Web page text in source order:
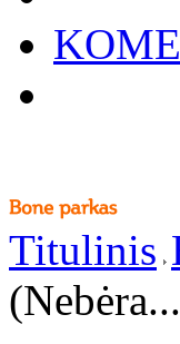
Titulinis